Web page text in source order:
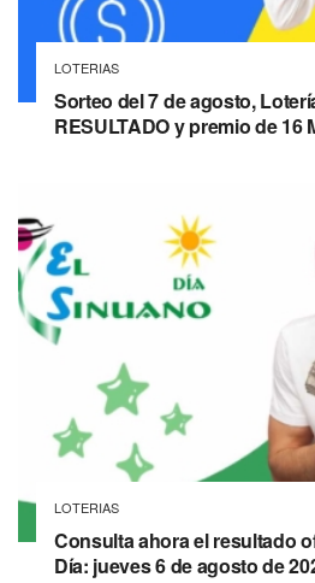
LOTERIAS
Sorteo del 7 de agosto,
RESULTADO y premio de 16
LOTERIAS
Consulta ahora el resultado
Día: jueves 6 de agosto de